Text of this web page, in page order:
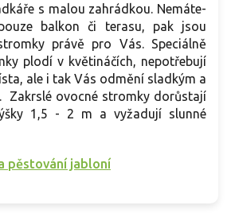
s malou zahrádkou. Nemáte-
balkon či terasu, pak jsou
právě pro Vás. Speciálně
plodí v květináčích, nepotřebují
ale i tak Vás odmění sladkým a
Zakrslé ovocné stromky dorůstají
1,5 - 2 m a vyžadují slunné
pěstování jabloní